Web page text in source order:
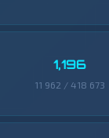
1,196
11 962 / 418 673